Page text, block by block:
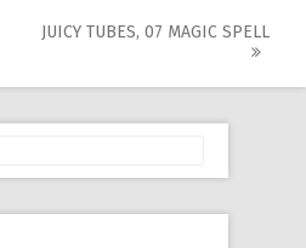
JUICY TUBES, 07 MAGIC SPELL